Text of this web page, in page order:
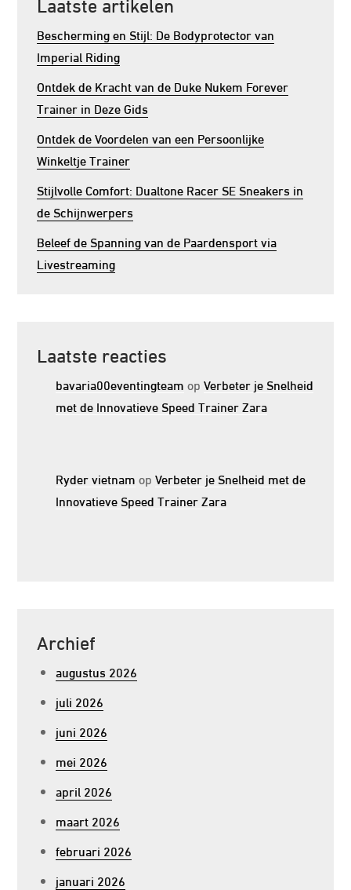
Bescherming en Stijl: De Bodyprotector van
Imperial Riding
Ontdek de Kracht van de Duke Nukem Forever
Trainer in Deze Gids
Ontdek de Voordelen van een Persoonlijke
Winkeltje Trainer
Stijlvolle Comfort: Dualtone Racer SE Sneakers in
de Schijnwerpers
Beleef de Spanning van de Paardensport via
Livestreaming
Laatste reacties
bavaria00eventingteam opVerbeter je Snelheid
met de Innovatieve Speed Trainer Zara
Ryder vietnam opVerbeter je Snelheid met de
Innovatieve Speed Trainer Zara
Archief
augustus 2026
juli 2026
juni 2026
mei 2026
april 2026
maart 2026
februari 2026
januari 2026